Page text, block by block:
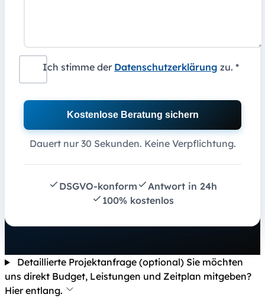
Ich stimme der Datenschutzerklärung zu. *
Kostenlose Beratung sichern
Dauert nur 30 Sekunden. Keine Verpflichtung.
DSGVO-konform
Antwort in 24h
100% kostenlos
Detaillierte Projektanfrage (optional) Sie möchten
uns direkt Budget, Leistungen und Zeitplan mitgeben?
Hier entlang.